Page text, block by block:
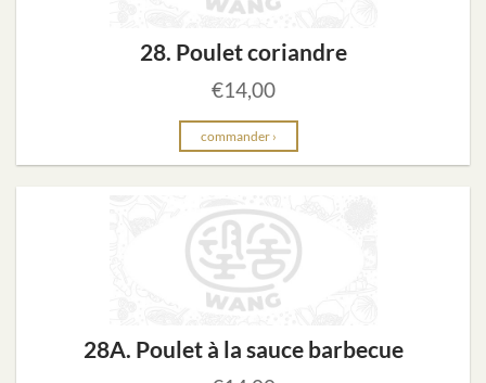
28. Poulet coriandre
€14,00
commander ›
28A. Poulet à la sauce barbecue